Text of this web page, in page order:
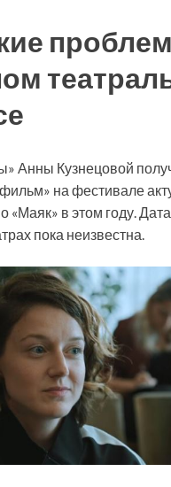
Анны Кузнецовой
на фестивале
«Маяк» в этом году.
пока неизвестна.